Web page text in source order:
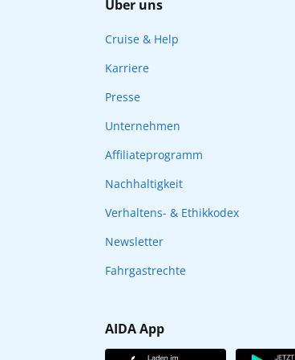
Über uns
Cruise & Help
Karriere
Presse
Unternehmen
Affiliateprogramm
Nachhaltigkeit
Verhaltens- & Ethikkodex
Newsletter
Fahrgastrechte
AIDA App